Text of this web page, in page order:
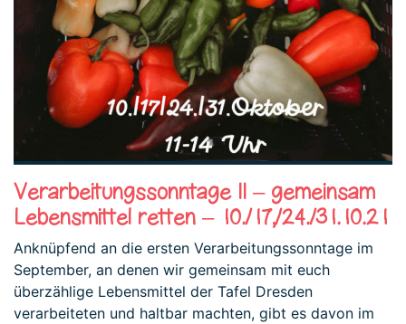
Verarbeitungssonntage II – gemeinsam
Lebensmittel retten – 10./17,/24./31.10.21
Anknüpfend an die ersten Verarbeitungssonntage im
September, an denen wir gemeinsam mit euch
überzählige Lebensmittel der Tafel Dresden
verarbeiteten und haltbar machten, gibt es davon im